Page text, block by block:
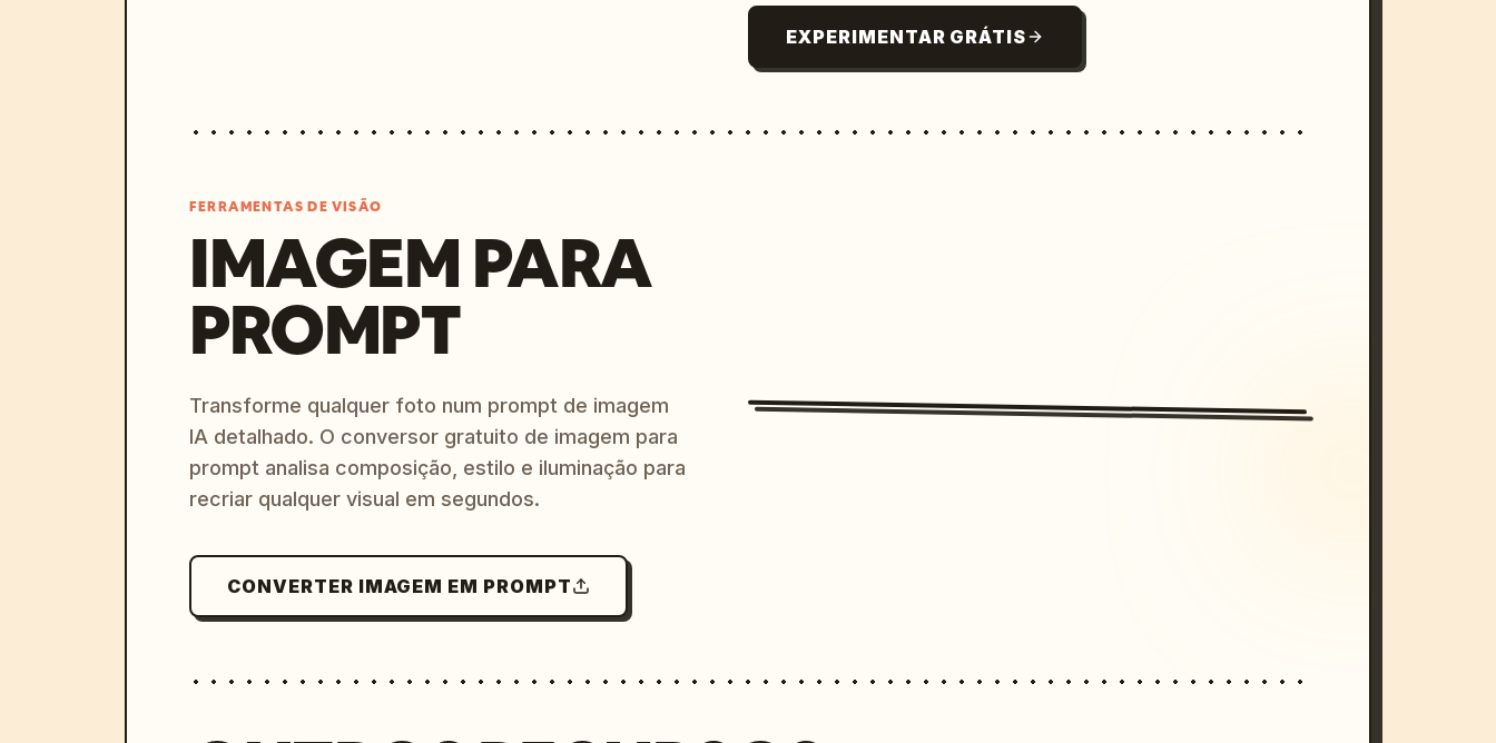
EXPERIMENTAR GRÁTIS
FERRAMENTAS DE VISÃO
IMAGEM PARA
PROMPT
Transforme qualquer foto num prompt de imagem
IA detalhado. O conversor gratuito de imagem para
prompt analisa composição, estilo e iluminação para
recriar qualquer visual em segundos.
CONVERTER IMAGEM EM PROMPT